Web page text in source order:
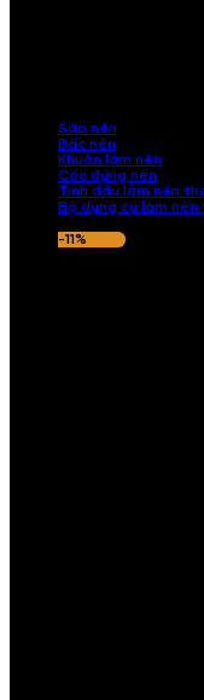
Sáp nến
Bấc nến
Khuôn làm nến
Cốc đựng nến
Tinh dầu làm nến
Bộ dụng cụ làm nến
-11%